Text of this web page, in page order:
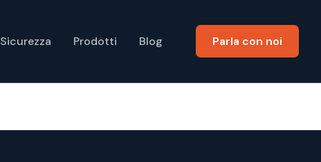
Sicurezza Prodotti Blog Parla con noi